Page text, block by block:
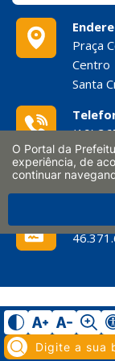
Pesquisar:
Praça
Centro
Santa
(19)
E-mail:
O Portal da
experiência, de
continuar